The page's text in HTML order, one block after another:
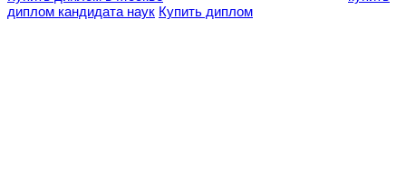
диплом кандидата наук Купить диплом